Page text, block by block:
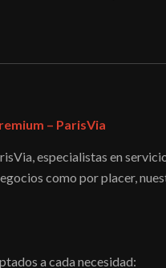
– ParisVia
especialistas en
como por placer,
a cada necesidad: